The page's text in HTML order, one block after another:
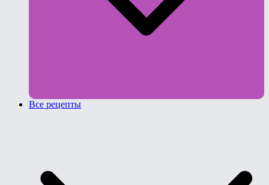
Все рецепты